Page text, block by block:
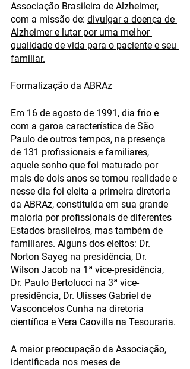
Associação Brasileira de Alzheimer,
com a missão de: divulgar a doença de
Alzheimer e lutar por uma melhor
qualidade de vida para o paciente e seu
familiar.
Formalização da ABRAz
Em 16 de agosto de 1991, dia frio e
com a garoa característica de São
Paulo de outros tempos, na presença
de 131 profissionais e familiares,
aquele sonho que foi maturado por
mais de dois anos se tornou realidade e
nesse dia foi eleita a primeira diretoria
da ABRAz, constituída em sua grande
maioria por profissionais de diferentes
Estados brasileiros, mas também de
familiares. Alguns dos eleitos: Dr.
Norton Sayeg na presidência, Dr.
Wilson Jacob na 1ª vice-presidência,
Dr. Paulo Bertolucci na 3ª vice-
presidência, Dr. Ulisses Gabriel de
Vasconcelos Cunha na diretoria
científica e Vera Caovilla na Tesouraria.
A maior preocupação da Associação,
identificada nos meses de